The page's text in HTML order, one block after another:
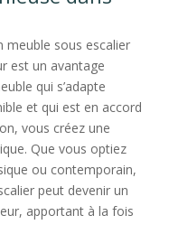
meuble sous escalier
est un avantage
qui s’adapte
et qui est en accord
vous créez une
Que vous optiez
ou contemporain,
peut devenir un
apportant à la fois